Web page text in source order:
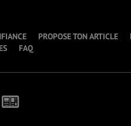
PROPOSE TON ARTICLE
FAQ